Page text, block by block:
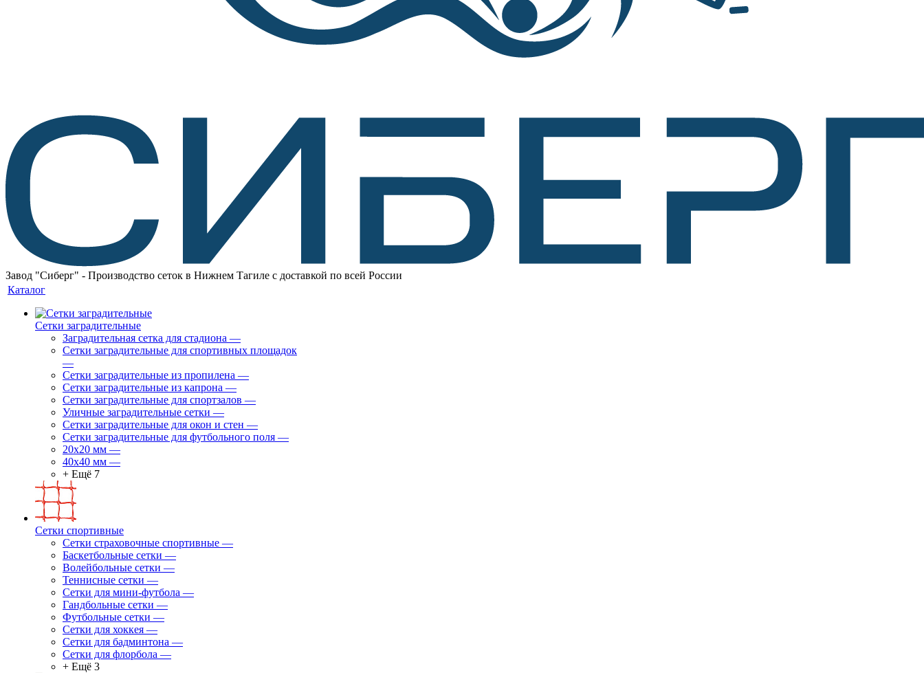
Завод "Сиберг" - Производство сеток в Нижнем Тагиле с доставкой по всей России
Каталог
Сетки заградительные
Заградительная сетка для стадиона —
Сетки заградительные для спортивных площадок
—
Сетки заградительные из пропилена —
Сетки заградительные из капрона —
Сетки заградительные для спортзалов —
Уличные заградительные сетки —
Сетки заградительные для окон и стен —
Сетки заградительные для футбольного поля —
20х20 мм —
40х40 мм —
+ Ещё 7
Сетки спортивные
Сетки страховочные спортивные —
Баскетбольные сетки —
Волейбольные сетки —
Теннисные сетки —
Сетки для мини-футбола —
Гандбольные сетки —
Футбольные сетки —
Сетки для хоккея —
Сетки для бадминтона —
Сетки для флорбола —
+ Ещё 3